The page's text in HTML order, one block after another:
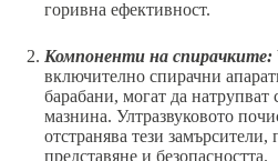
горивна ефективност.
Компоненти на спирачките:
включително спирачни
барабани, могат да
мазнина. Ултразвуковото
отстранява тези
представяне и безопасността.